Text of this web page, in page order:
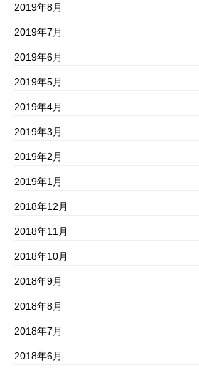
2019年8月
2019年7月
2019年6月
2019年5月
2019年4月
2019年3月
2019年2月
2019年1月
2018年12月
2018年11月
2018年10月
2018年9月
2018年8月
2018年7月
2018年6月